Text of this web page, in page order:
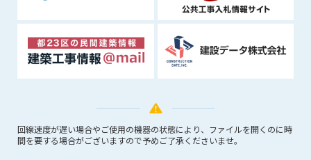
回線速度が遅い場合やご使用の機器の状態により、ファイルを開くのに時
間を要する場合がございますので予めご了承くださいませ。
(1) 会員が、自己の個人情報の開示に事前に同意している場合
(2) 個々の会員を特定できない統計的な処理をした形式で第三
者に提供する場合
(3) 第三者および管理者の権利、財産、安全等を保護するため
に必要であると管理者が判断した場合
管理者は、会員が登録した内容が以下に該当する、またはその
恐れのあるものは、会員の承諾なく削除できるものとします。